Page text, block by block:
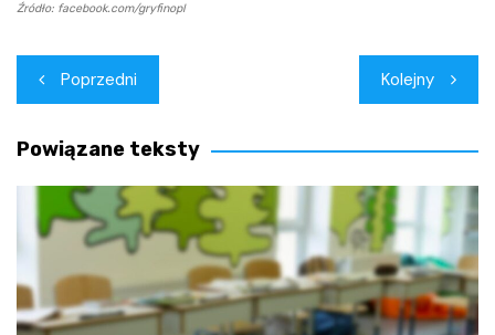
Źródło: facebook.com/gryfinopl
Nawigacja
wpisu
Poprzedni Kolejny
Powiązane teksty